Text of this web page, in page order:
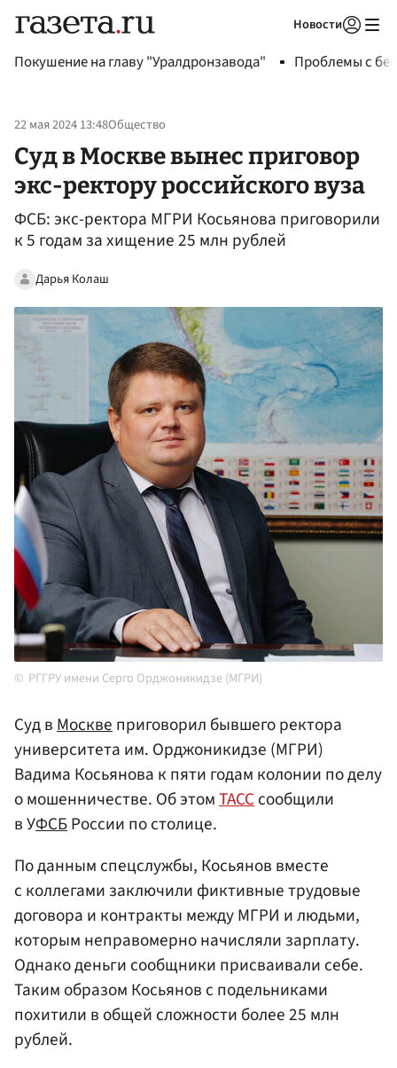
Новости
Покушение на главу "Уралдронзавода" Проблемы с
22 мая 2024 13:48Общество
Суд в Москве вынес приговор
экс-ректору российского вуза
ФСБ: экс-ректора МГРИ Косьянова приговорили
к 5 годам за хищение 25 млн рублей
Дарья Колаш
РГГРУ имени Серго Орджоникидзе (МГРИ)
Суд вМосквеприговорил бывшего ректора
университета им. Орджоникидзе (МГРИ)
Вадима Косьянова к пяти годам колонии по делу
о мошенничестве. Об этомТАССсообщили
в УФСБРоссии по столице.
По данным спецслужбы, Косьянов вместе
с коллегами заключили фиктивные трудовые
договора и контракты между МГРИ и людьми,
которым неправомерно начисляли зарплату.
Однако деньги сообщники присваивали себе.
Таким образом Косьянов с подельниками
похитили в общей сложности более 25 млн
рублей.